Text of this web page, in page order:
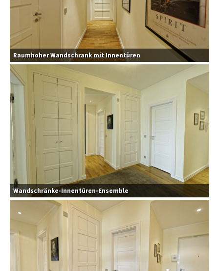
Raumhoher Wandschrank mit Innentüren
Wandschränke-Innentüren-Ensemble